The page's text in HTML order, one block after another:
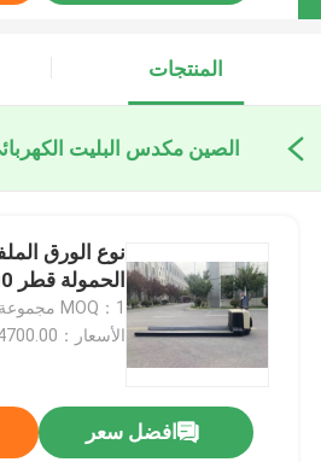
المنتجات
الصين مكدس البليت
نوع الورق
الحمولة قطر 1000 ملم
MOQ：1 مجموعة
الأسعار：USD2470.00 - USD4700.00
افضل سعر